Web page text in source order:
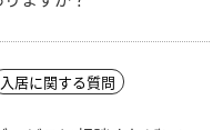
入居に関する質問